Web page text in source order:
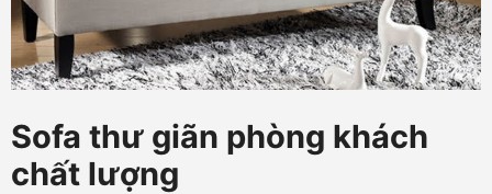
Sofa thư giãn phòng khách
chất lượng